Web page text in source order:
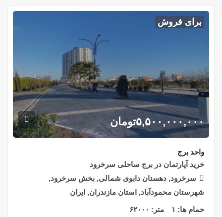
برای فروش
۵,۵۰۰,۰۰۰,۰۰۰تومان
واحد برج
خرید آپارتمان در برج ساحلی سرخرود
سرخرود, دهستان دابوی شمالی, بخش سرخرود,
شهرستان محمودآباد, استان مازندران, ایران
حمام ها: ۱ متر: ۶۲۰۰۰